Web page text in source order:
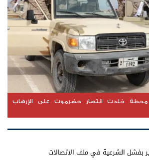
24 أبريل محطة خلدت انتصار حضرموت على الإرهاب
بفشل الشرعية في ملف الاتصالات